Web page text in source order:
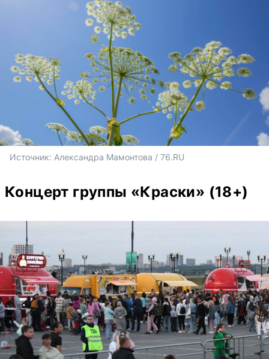
Источник: Александра Мамонтова / 76.RU
Концерт группы «Краски» (18+)